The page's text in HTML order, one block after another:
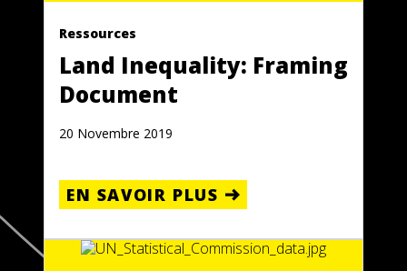
Ressources
Land Inequality: Framing
Document
20 Novembre 2019
EN SAVOIR PLUS